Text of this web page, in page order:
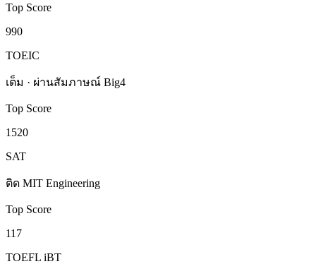
Top Score
990
TOEIC
เต็ม · ผ่านสัมภาษณ์ Big4
Top Score
1520
SAT
ติด MIT Engineering
Top Score
117
TOEFL iBT